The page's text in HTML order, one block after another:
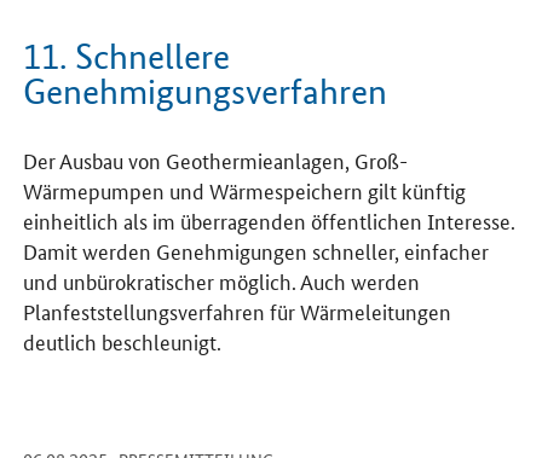
11. Schnellere
Genehmigungsverfahren
Der Ausbau von Geothermieanlagen, Groß-
Wärmepumpen und Wärmespeichern gilt künftig
einheitlich als im überragenden öffentlichen Interesse.
Damit werden Genehmigungen schneller, einfacher
und unbürokratischer möglich. Auch werden
Planfeststellungsverfahren für Wärmeleitungen
deutlich beschleunigt.